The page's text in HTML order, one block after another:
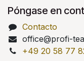
Póngase en
Contacto
office@profi-
+49 20 58 77